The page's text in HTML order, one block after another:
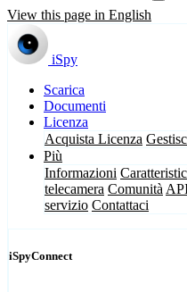
View this page in English
iSpy
Scarica
Documenti
Licenza
Acquista Licenza
Più
Informazioni
telecamera Comunità
servizio Contattaci
iSpyConnect